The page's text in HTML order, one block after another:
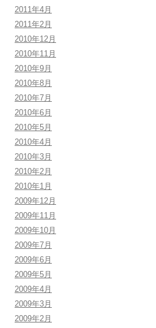
2011年4月
2011年2月
2010年12月
2010年11月
2010年9月
2010年8月
2010年7月
2010年6月
2010年5月
2010年4月
2010年3月
2010年2月
2010年1月
2009年12月
2009年11月
2009年10月
2009年7月
2009年6月
2009年5月
2009年4月
2009年3月
2009年2月